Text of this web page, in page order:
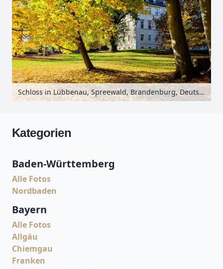
Schloss in Lübbenau, Spreewald, Brandenburg, Deutschland
Kategorien
Baden-Württemberg
Alle Fotos
Nordbaden
Bayern
Alle Fotos
Allgäu
Chiemgau
Franken